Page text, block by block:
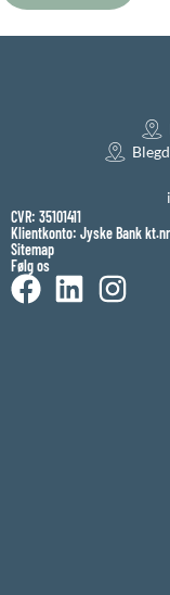
CVR: 35101411
Klientkonto: Jyske Bank kt.nr.
Sitemap
Følg os